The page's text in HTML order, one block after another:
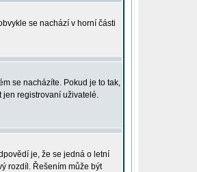
se nachází v horní části
se nacházíte. Pokud je to tak,
jen registrovaní uživatelé.
je, že se jedná o letní
rozdíl. Řešením může být